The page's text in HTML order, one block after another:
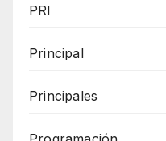
PRI
Principal
Principales